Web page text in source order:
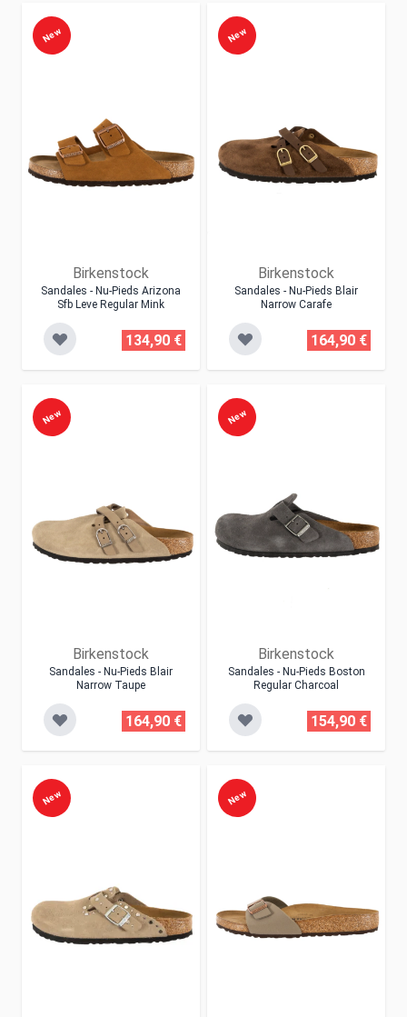
Birkenstock
Sandales - Nu-Pieds Arizona
Sfb Leve Regular Mink
New
134,90 €
Birkenstock
Sandales - Nu-Pieds Blair
Narrow Carafe
New
164,90 €
Birkenstock
Sandales - Nu-Pieds Blair
Narrow Taupe
New
164,90 €
Birkenstock
Sandales - Nu-Pieds Boston
Regular Charcoal
New
154,90 €
New New